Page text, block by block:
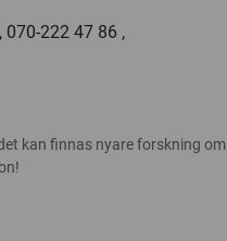
222 47 86 ,
kan finnas nyare forskning om